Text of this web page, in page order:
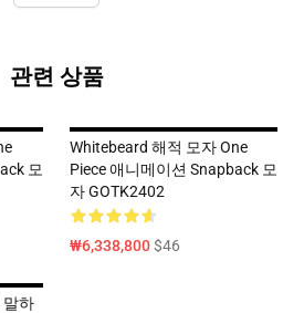
관련 상품
모
Whitebeard 해적 모자 One
Piece 애니메이션 Snapback 모
자 GOTK2402
₩6,338,800$46
말하